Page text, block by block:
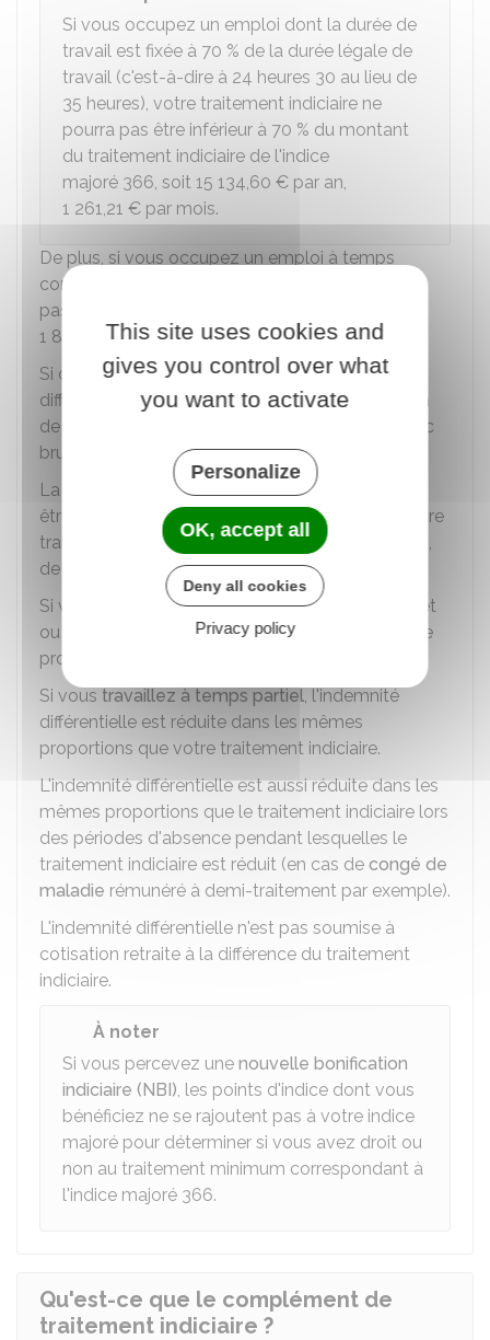
Si vous occupez un emploi dont la durée de
travail est fixée à 70 % de la durée légale de
travail (c'est-à-dire à 24 heures 30 au lieu de
35 heures), votre traitement indiciaire ne
pourra pas être inférieur à 70 % du montant
du traitement indiciaire de l'indice
majoré 366, soit 15 134,60 € par an,
1 261,21 € par mois.
De plus, si vous occupez un emploi à temps
complet, votre traitement indiciaire brut ne peut
pas être inférieur au montant du
1 801,80 €.
Si c'est le cas, vous percevez une indemnité
différentielle pour vous assurer une rémunération
de base brute mensuelle au moins égale au Smic
brut.
La rémunération brute prise en compte qui doit
être au moins égale au Smic se compose de votre
traitement indiciaire brut, et si vous en bénéficiez,
de vos avantages en nature.
Si vous occupez un emploi à temps non complet
ou incomplet, l'indemnité différentielle est réduite
proportionnellement à votre durée de travail.
Si vous travaillez à temps partiel, l'indemnité
différentielle est réduite dans les mêmes
proportions que votre traitement indiciaire.
L'indemnité différentielle est aussi réduite dans les
mêmes proportions que le traitement indiciaire lors
des périodes d'absence pendant lesquelles le
traitement indiciaire est réduit (en cas de congé de
maladie rémunéré à demi-traitement par exemple).
L'indemnité différentielle n'est pas soumise à
cotisation retraite à la différence du traitement
indiciaire.
À noter
Si vous percevez une nouvelle bonification
indiciaire (NBI), les points d'indice dont vous
bénéficiez ne se rajoutent pas à votre indice
majoré pour déterminer si vous avez droit ou
non au traitement minimum correspondant à
l'indice majoré 366.
Qu'est-ce que le complément de
traitement indiciaire ?
This site uses cookies and
gives you control over what
you want to activate
Personalize
OK, accept all
Deny all cookies
Privacy policy